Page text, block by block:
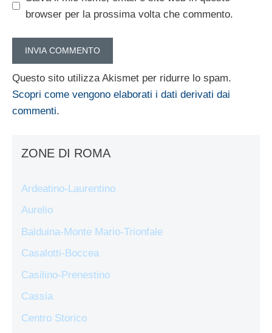
browser per la prossima volta che commento.
Questo sito utilizza Akismet per ridurre lo spam.
Scopri come vengono elaborati i dati derivati dai
commenti.
ZONE DI ROMA
Ardeatino-Laurentino
Aurelio
Balduina-Monte Mario-Trionfale
Casalotti-Boccea
Casilino-Prenestino
Cassia
Centro Storico